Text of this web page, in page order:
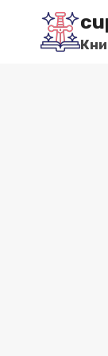
Перейти
содержимому